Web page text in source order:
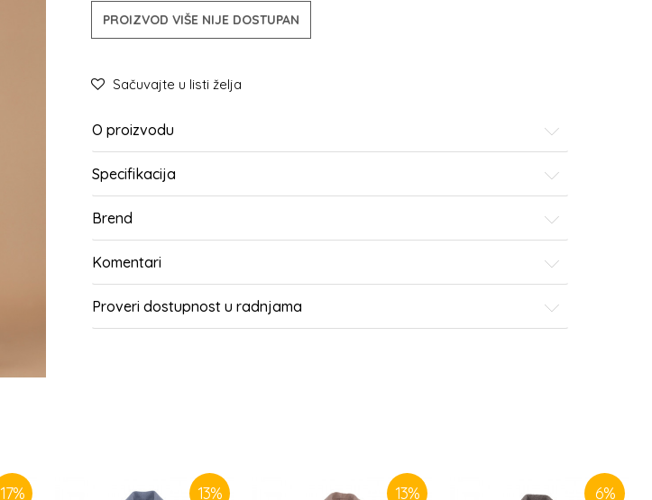
PROIZVOD VIŠE NIJE DOSTUPAN
Sačuvajte u listi želja
O proizvodu
Specifikacija
Brend
Komentari
Proveri dostupnost u radnjama
17% 13% 13% 6%